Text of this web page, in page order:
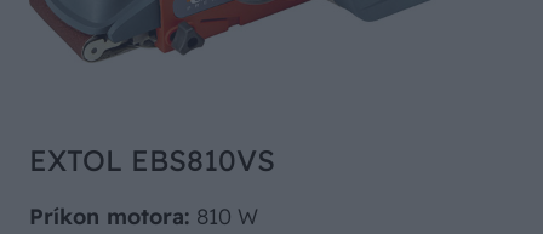
EXTOL EBS810VS
Príkon motora: 810 W